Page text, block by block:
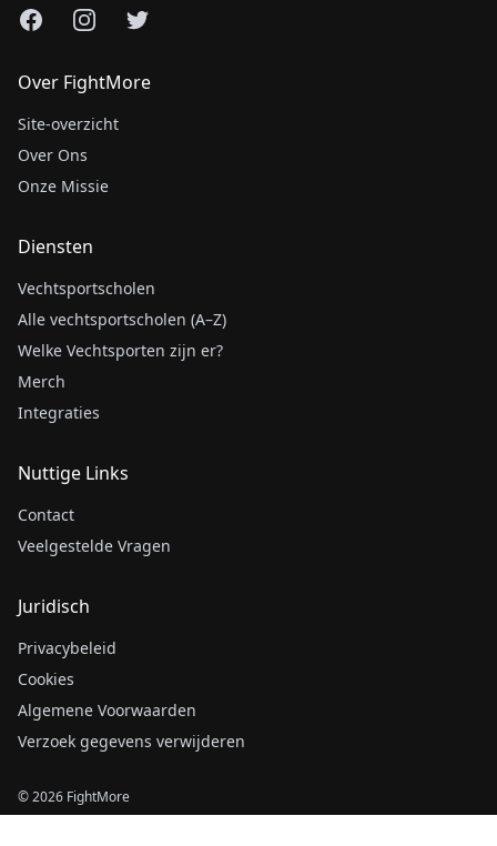
FacebookInstagram
X
Over FightMore
Site-overzicht
Over Ons
Onze Missie
Diensten
Vechtsportscholen
Alle vechtsportscholen (A–Z)
Welke Vechtsporten zijn er?
Merch
Integraties
Nuttige Links
Contact
Veelgestelde Vragen
Juridisch
Privacybeleid
Cookies
Algemene Voorwaarden
Verzoek gegevens verwijderen
© 2026 FightMore